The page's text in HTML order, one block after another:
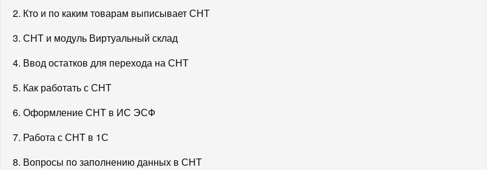
2. Кто и по каким товарам выписывает СНТ
3. СНТ и модуль Виртуальный склад
4. Ввод остатков для перехода на СНТ
5. Как работать с СНТ
6. Оформление СНТ в ИС ЭСФ
7. Работа с СНТ в 1С
8. Вопросы по заполнению данных в СНТ